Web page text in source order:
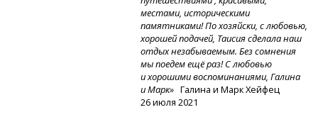
местами, историческими
памятниками! По хозяйски, с любовью,
хорошей подачей, Таисия сделала наш
отдых незабываемым. Без сомнения
мы поедем ещё раз! С любовью
и хорошими воспоминаниями, Галина
и Марк» Галина и Марк Хейфец
26 июля 2021